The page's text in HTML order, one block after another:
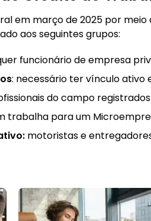
em março de 2025 por meio
aos seguintes grupos:
funcionário de empresa
: necessário ter vínculo ativo
do campo
trabalha para um
motoristas e